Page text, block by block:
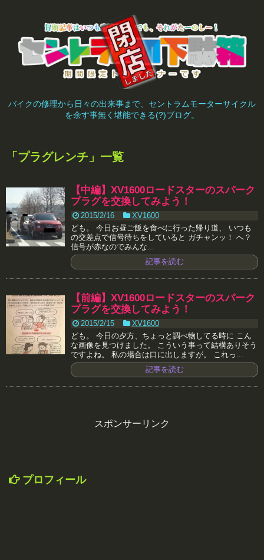
バイクの修理から日々の出来事まで、セントラムモーターサイクル
を余す事無く堪能できる(?)ブログ。
「 プラグレンチ 」 一覧
【中編】XV1600ロードスターのスパーク
プラグを交換してみよう！
2015/2/16
XV1600
ども。 今日お昼ご飯を食べに行った帰り道、 いつも
の交差点で信号待ちをしていると ガチャンッ！ へ？
信号が赤なのでみんな...
記事を読む
【前編】XV1600ロードスターのスパーク
プラグを交換してみよう！
2015/2/15
XV1600
ども。 今日の夕方、ちょっと調べ物してる時に こん
な画像を見つけました。 こういう事って結構ありそう
ですよね。 私の場合は口に出しますが。 これっ...
記事を読む
スポンサーリンク
プロフィール